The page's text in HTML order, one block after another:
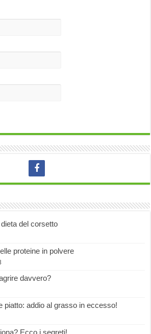
del corsetto
proteine in polvere
davvero?
piatto: addio al grasso in eccesso!